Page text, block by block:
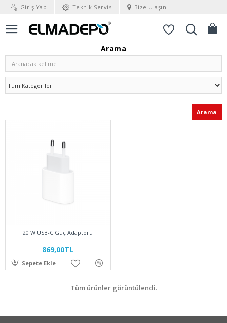
Giriş Yap Teknik Servis Bize Ulaşın
Arama
Arama
20 W USB-C Güç Adaptörü
869,00TL
Sepete Ekle
Tüm ürünler görüntülendi.